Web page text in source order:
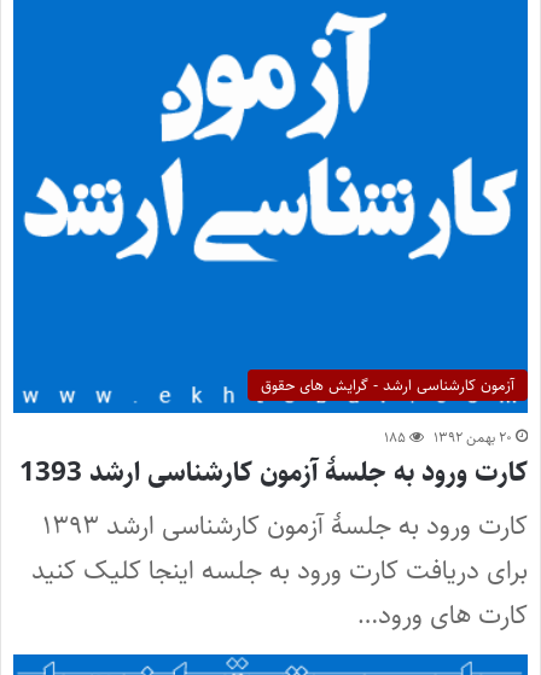
آزمون کارشناسی ارشد - گرایش های حقوق
۲۰ بهمن ۱۳۹۲ ۱۸۵
کارت ورود به جلسۀ آزمون کارشناسی ارشد 1393
کارت ورود به جلسۀ آزمون کارشناسی ارشد ۱۳۹۳
برای دریافت کارت ورود به جلسه اینجا کلیک کنید
کارت های ورود…